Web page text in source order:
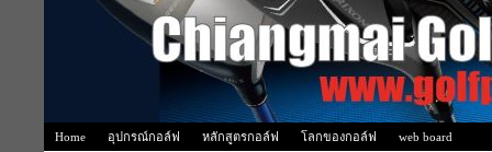
Home อุปกรณ์กอล์ฟ หลักสูตรกอล์ฟ โลกของกอล์ฟ web board